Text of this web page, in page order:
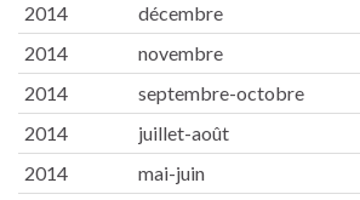
2014
décembre
2014
novembre
2014
septembre-octobre
2014
juillet-août
2014
mai-juin